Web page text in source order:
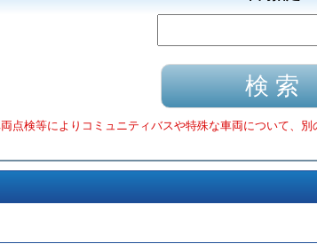
点検等によりコミュニティバスや特殊な車両について、別